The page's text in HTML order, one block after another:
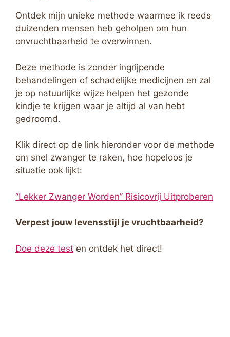
Ontdek mijn unieke methode waarmee ik reeds
duizenden mensen heb geholpen om hun
onvruchtbaarheid te overwinnen.
Deze methode is zonder ingrijpende
behandelingen of schadelijke medicijnen en zal
je op natuurlijke wijze helpen het gezonde
kindje te krijgen waar je altijd al van hebt
gedroomd.
Klik direct op de link hieronder voor de methode
om snel zwanger te raken, hoe hopeloos je
situatie ook lijkt:
“Lekker Zwanger Worden” Risicovrij Uitproberen
Verpest jouw levensstijl je vruchtbaarheid?
Doe deze test en ontdek het direct!